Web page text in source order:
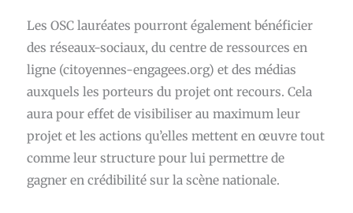
Les OSC lauréates pourront également bénéficier
des réseaux-sociaux, du centre de ressources en
ligne (citoyennes-engagees.org) et des médias
auxquels les porteurs du projet ont recours. Cela
aura pour effet de visibiliser au maximum leur
projet et les actions qu’elles mettent en œuvre tout
comme leur structure pour lui permettre de
gagner en crédibilité sur la scène nationale.